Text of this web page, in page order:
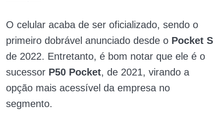
O celular acaba de ser oficializado, sendo o
primeiro dobrável anunciado desde o Pocket S
de 2022. Entretanto, é bom notar que ele é o
sucessor P50 Pocket, de 2021, virando a
opção mais acessível da empresa no
segmento.